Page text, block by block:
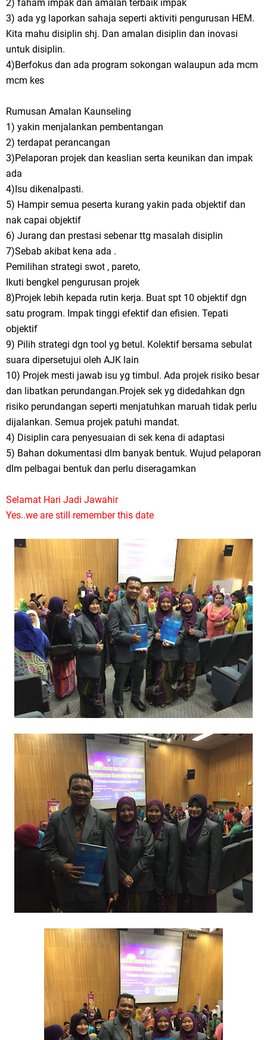
2) faham impak dan amalan terbaik impak
3) ada yg laporkan sahaja seperti aktiviti pengurusan HEM.
Kita mahu disiplin shj. Dan amalan disiplin dan inovasi
untuk disiplin.
4)Berfokus dan ada program sokongan walaupun ada mcm
mcm kes
Rumusan Amalan Kaunseling
1) yakin menjalankan pembentangan
2) terdapat perancangan
3)Pelaporan projek dan keaslian serta keunikan dan impak
ada
4)Isu dikenalpasti.
5) Hampir semua peserta kurang yakin pada objektif dan
nak capai objektif
6) Jurang dan prestasi sebenar ttg masalah disiplin
7)Sebab akibat kena ada .
Pemilihan strategi swot , pareto,
Ikuti bengkel pengurusan projek
8)Projek lebih kepada rutin kerja. Buat spt 10 objektif dgn
satu program. Impak tinggi efektif dan efisien. Tepati
objektif
9) Pilih strategi dgn tool yg betul. Kolektif bersama sebulat
suara dipersetujui oleh AJK lain
10) Projek mesti jawab isu yg timbul. Ada projek risiko besar
dan libatkan perundangan.Projek sek yg didedahkan dgn
risiko perundangan seperti menjatuhkan maruah tidak perlu
dijalankan. Semua projek patuhi mandat.
4) Disiplin cara penyesuaian di sek kena di adaptasi
5) Bahan dokumentasi dlm banyak bentuk. Wujud pelaporan
dlm pelbagai bentuk dan perlu diseragamkan
Selamat Hari Jadi Jawahir
Yes..we are still remember this date